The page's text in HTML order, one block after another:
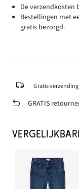
De verzendkosten
Bestellingen met
gratis bezorgd.
Gratis
GRATIS